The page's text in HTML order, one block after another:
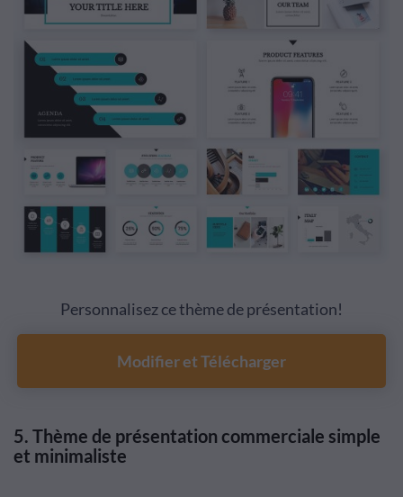
Personnalisez ce thème de présentation!
Modifier et Télécharger
5. Thème de présentation commerciale simple
et minimaliste